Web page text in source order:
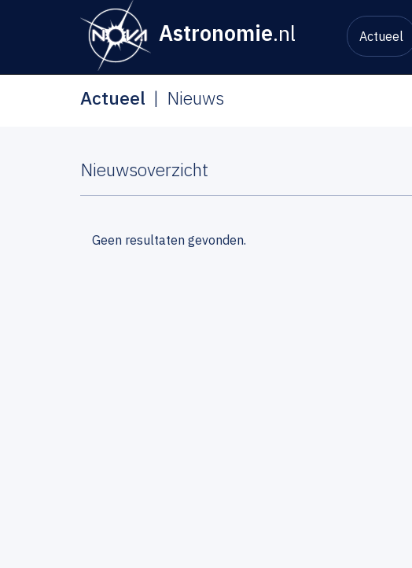
Astronomie.nl Actueel
Actueel Nieuws
Nieuwsoverzicht
Geen resultaten gevonden.